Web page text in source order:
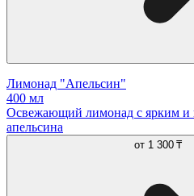
Лимонад "Апельсин"
400 мл
Освежающий лимонад с ярким
апельсина
от 1 300 ₸